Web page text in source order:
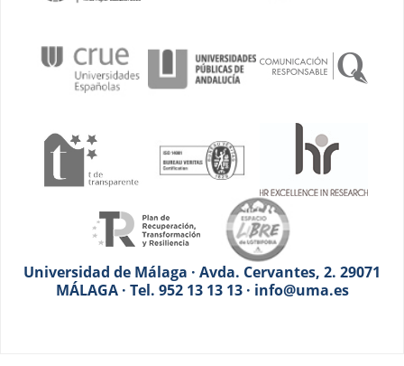
Universidad de Málaga · Avda. Cervantes, 2. 29071
MÁLAGA · Tel. 952 13 13 13 · info@uma.es